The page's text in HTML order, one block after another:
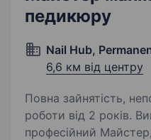
педикюру
Nail Hub,
6,6 км від центру
Повна зайнятість,
роботи від 2 років. Вимоги: Тільки
професійний